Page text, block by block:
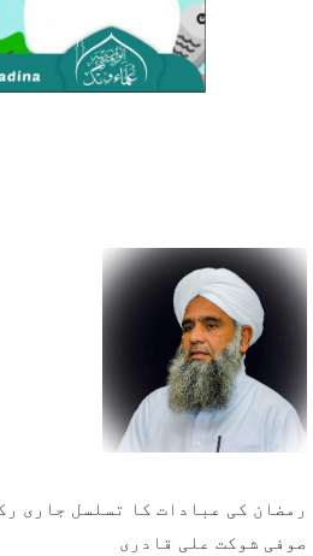
رمضان کی عبادات کا تسلسل جاری
صوفی شوکت علی قادری